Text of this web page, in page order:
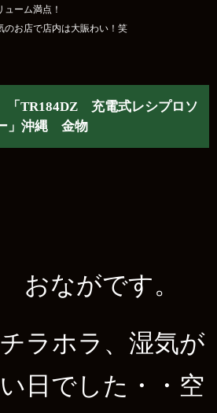
ーム満点！
のお店で店内は大賑わい！笑
TR184DZ 充電式レシプロソ
」沖縄 金物
おながです。
ラホラ、湿気が
日でした・・空